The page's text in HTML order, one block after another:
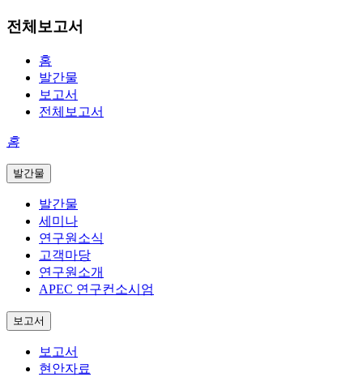
전체보고서
홈
발간물
보고서
전체보고서
홈
발간물
발간물
세미나
연구원소식
고객마당
연구원소개
APEC 연구컨소시엄
보고서
보고서
현안자료